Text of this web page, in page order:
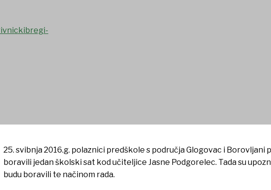
i Matičnu školu
25. svibnja 2016.g. polaznici predškole s područja Glogovac i Borovljani
boravili jedan školski sat kod učiteljice Jasne Podgorelec. Tada su
budu boravili te načinom rada.